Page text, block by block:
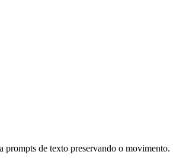
de texto preservando o movimento.